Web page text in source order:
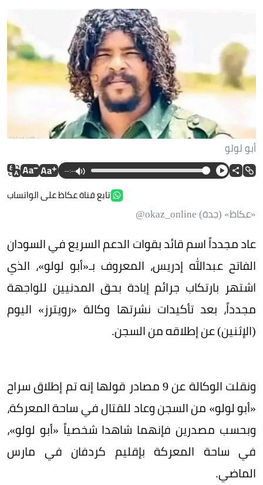
أبو لولو
--:--
تابع قناة عكاظ على الواتساب
«عكاظ» (جدة) okaz_online@
عاد مجدداً اسم قائد بقوات الدعم السريع في السودان
الفاتح عبدالله إدريس، المعروف بـ«أبو لولو»، الذي
اشتهر بارتكاب جرائم إبادة بحق المدنيين للواجهة
مجدداً، بعد تأكيدات نشرتها وكالة «رويترز» اليوم
(الإثنين) عن إطلاقه من السجن.
ونقلت الوكالة عن 9 مصادر قولها إنه تم إطلاق سراح
«أبو لولو» من السجن وعاد للقتال في ساحة المعركة،
وبحسب مصدرين فإنهما شاهدا شخصياً «أبو لولو»،
في ساحة المعركة بإقليم كردفان في مارس
الماضي.